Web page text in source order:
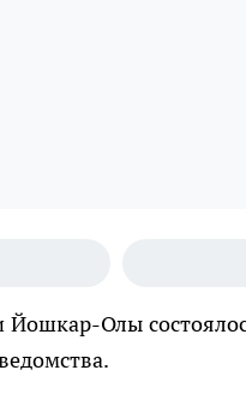
Йошкар-Олы